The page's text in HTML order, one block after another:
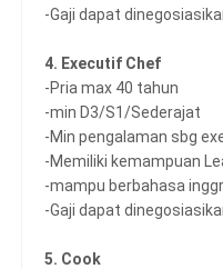
-Gaji dapat
4. Executif Chef
-Pria max 40 tahun
-min D3/S1/Sederajat
-Min pengalaman sbg
-Memiliki kemampuan
-mampu berbahasa
-Gaji dapat
5. Cook